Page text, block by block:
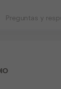
Preguntas y